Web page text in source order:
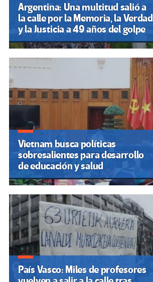
Argentina: Una multitud salió a
la calle por la Memoria, la Verdad
y la Justicia a 49 años del golpe
Vietnam busca políticas
sobresalientes para desarrollo
de educación y salud
País Vasco: Miles de profesores